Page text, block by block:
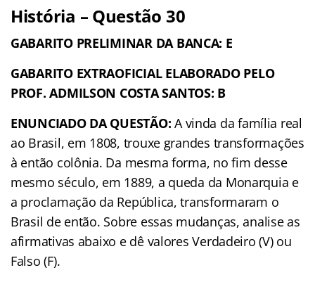
História – Questão 30
GABARITO PRELIMINAR DA BANCA: E
GABARITO EXTRAOFICIAL ELABORADO PELO
PROF. ADMILSON COSTA SANTOS: B
ENUNCIADO DA QUESTÃO: A vinda da família real
ao Brasil, em 1808, trouxe grandes transformações
à então colônia. Da mesma forma, no fim desse
mesmo século, em 1889, a queda da Monarquia e
a proclamação da República, transformaram o
Brasil de então. Sobre essas mudanças, analise as
afirmativas abaixo e dê valores Verdadeiro (V) ou
Falso (F).